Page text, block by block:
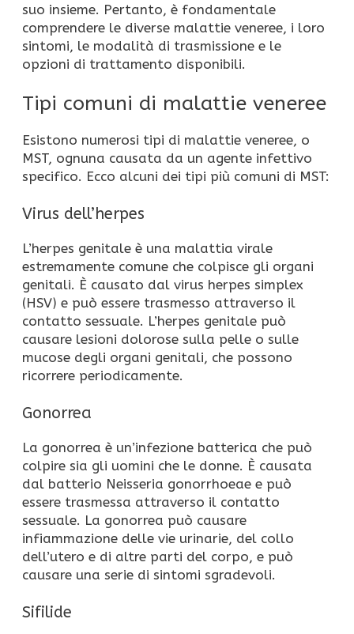
suo insieme. Pertanto, è fondamentale
comprendere le diverse malattie veneree, i loro
sintomi, le modalità di trasmissione e le
opzioni di trattamento disponibili.
Tipi comuni di malattie veneree
Esistono numerosi tipi di malattie veneree, o
MST, ognuna causata da un agente infettivo
specifico. Ecco alcuni dei tipi più comuni di MST:
Virus dell’herpes
L’herpes genitale è una malattia virale
estremamente comune che colpisce gli organi
genitali. È causato dal virus herpes simplex
(HSV) e può essere trasmesso attraverso il
contatto sessuale. L’herpes genitale può
causare lesioni dolorose sulla pelle o sulle
mucose degli organi genitali, che possono
ricorrere periodicamente.
Gonorrea
La gonorrea è un’infezione batterica che può
colpire sia gli uomini che le donne. È causata
dal batterio Neisseria gonorrhoeae e può
essere trasmessa attraverso il contatto
sessuale. La gonorrea può causare
infiammazione delle vie urinarie, del collo
dell’utero e di altre parti del corpo, e può
causare una serie di sintomi sgradevoli.
Sifilide